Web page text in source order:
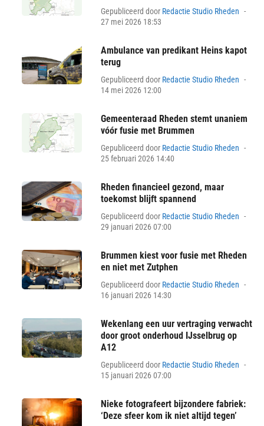
Gepubliceerd door Redactie Studio Rheden
27 mei 2026 18:53
Ambulance van predikant Heins kapot
terug
Gepubliceerd door Redactie Studio Rheden
14 mei 2026 12:00
Gemeenteraad Rheden stemt unaniem
vóór fusie met Brummen
Gepubliceerd door Redactie Studio Rheden
25 februari 2026 14:40
Rheden financieel gezond, maar
toekomst blijft spannend
Gepubliceerd door Redactie Studio Rheden
29 januari 2026 07:00
Brummen kiest voor fusie met Rheden
en niet met Zutphen
Gepubliceerd door Redactie Studio Rheden
16 januari 2026 14:30
Wekenlang een uur vertraging verwacht
door groot onderhoud IJsselbrug op
A12
Gepubliceerd door Redactie Studio Rheden
15 januari 2026 07:00
Nieke fotografeert bijzondere fabriek:
‘Deze sfeer kom ik niet altijd tegen’